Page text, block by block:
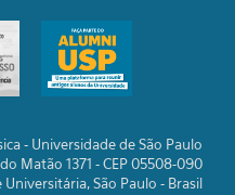
- Universidade de São Paulo
Matão 1371 - CEP 05508-090
Universitária, São Paulo - Brasil